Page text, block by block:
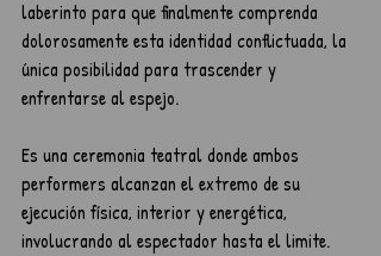
laberinto para que finalmente comprenda
dolorosamente esta identidad conflictuada, la
única posibilidad para trascender y
enfrentarse al espejo.
Es una ceremonia teatral donde ambos
performers alcanzan el extremo de su
ejecución física, interior y energética,
involucrando al espectador hasta el limite.